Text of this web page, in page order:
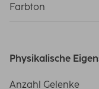
Farbton
Physikalische
Anzahl Gelenke